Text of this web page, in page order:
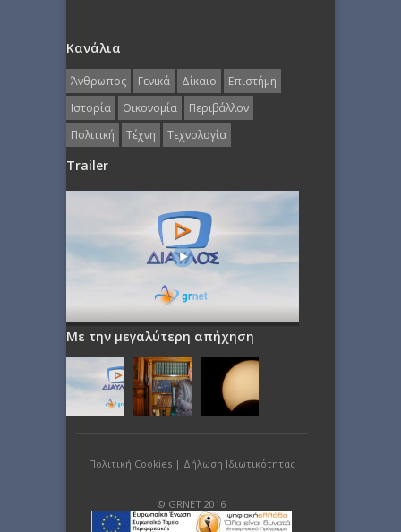
Κανάλια
Άνθρωπος Γενικά Δίκαιο
Επιστήμη
Ιστορία
Οικονομία
Περιβάλλον
Πολιτική
Τέχνη Τεχνολογία
Trailer
Με την μεγαλύτερη απήχηση
Πολιτική Cookies| Δήλωση Ιδιωτικότητας
© GRNET 2016